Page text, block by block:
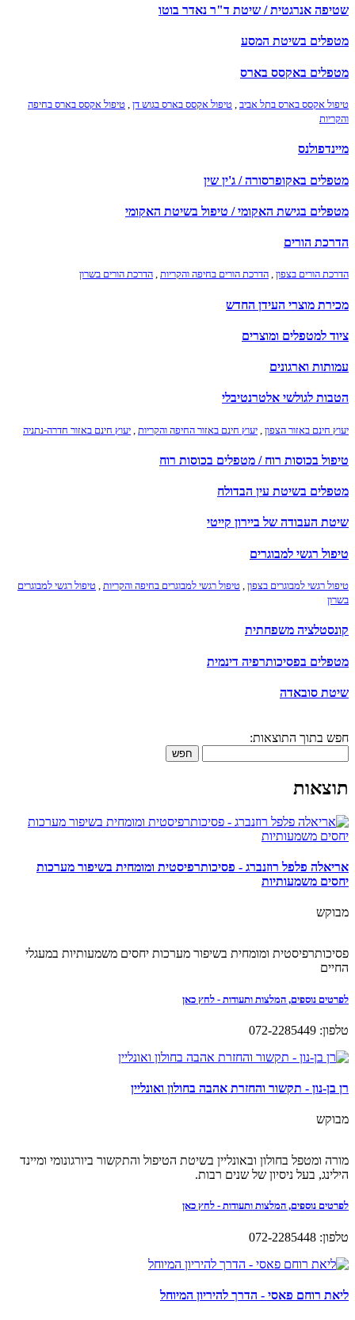
שטיפה אנרגטית / שיטת ד"ר נאדר בוטו
מטפלים בשיטת המסע
מטפלים באקסס בארס
טיפול אקסס בארס בתל אביב , טיפול אקסס בארס בגוש דן , טיפול אקסס בארס בחיפה
והקריות
מיינדפולנס
מטפלים באקופרסורה / ג'ין שין
מטפלים בגישת האקומי / טיפול בשיטת האקומי
הדרכת הורים
הדרכת הורים בצפון , הדרכת הורים בחיפה והקריות , הדרכת הורים בשרון
מכירת מוצרי העידן החדש
ציוד למטפלים ומוצרים
עמותות וארגונים
הטבות לגולשי אלטרנטיבלי
יעוץ חינם באזור הצפון יעוץ חינם באזור החיפה והקריות יעוץ חינם באזור חדרה-נתניה
טיפול בכוסות רוח / מטפלים בכוסות רוח
מטפלים בשיטת עין הבדולח
שיטת העבודה של ביירון קייטי
טיפול רגשי למבוגרים
טיפול רגשי למבוגרים בצפון , טיפול רגשי למבוגרים בחיפה והקריות , טיפול רגשי למבוגרים
בשרון
קונסטלציה משפחתית
מטפלים בפסיכותרפיה דינמית
שיטת סובאדה
חפש בתוך התוצאות:
חפש
תוצאות
אריאלה פלפל רוזנברג - פסיכותרפיסטית ומומחית בשיפור מערכות
יחסים משמעותיות
מבוקש
פסיכותרפיסטית ומומחית בשיפור מערכות יחסים משמעותיות במעגלי
החיים
לפרטים נוספים, המלצות ותעודות - לחץ כאן
טלפון: 072-2285449
רן בן-נון - תקשור והחזרת אהבה בחולון ואונליין
מבוקש
מורה ומטפל בחולון ובאונליין בשיטת הטיפול והתקשור ביורגונומי ומיינד
הילינג, בעל ניסיון של שנים רבות.
לפרטים נוספים, המלצות ותעודות - לחץ כאן
טלפון: 072-2285448
ליאת רוחם פאסי - הדרך להיריון המיוחל